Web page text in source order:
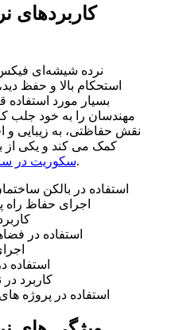
نرده شیشه‌ای
استحکام بالا و حفظ
بسیار مورد استفاده
مهندسان را به خود جلب
نقش حفاظتی، به زیبایی
کمک می کند و یکی از
سکوریت دربه شمار می رود.
استفاده در بالکن
اجرای حفاظ راه
استفاده در
استفاده
کاربرد
استفاده در پروژه